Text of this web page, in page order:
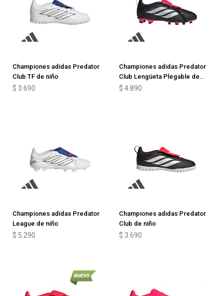
Championes adidas Predator
Club TF de niño
$ 3.690
Championes adidas Predator
Club Lengüeta Plegable de
niño
$ 4.890
Championes adidas Predator
League de niño
$ 5.290
Championes adidas Predator
Club de niño
$ 3.690